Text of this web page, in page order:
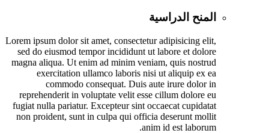
المنح الدراسية
Lorem ipsum dolor sit amet, consectetur adipisicing elit,
sed do eiusmod tempor incididunt ut labore et dolore
magna aliqua. Ut enim ad minim veniam, quis nostrud
exercitation ullamco laboris nisi ut aliquip ex ea
commodo consequat. Duis aute irure dolor in
reprehenderit in voluptate velit esse cillum dolore eu
fugiat nulla pariatur. Excepteur sint occaecat cupidatat
non proident, sunt in culpa qui officia deserunt mollit
anim id est laborum.